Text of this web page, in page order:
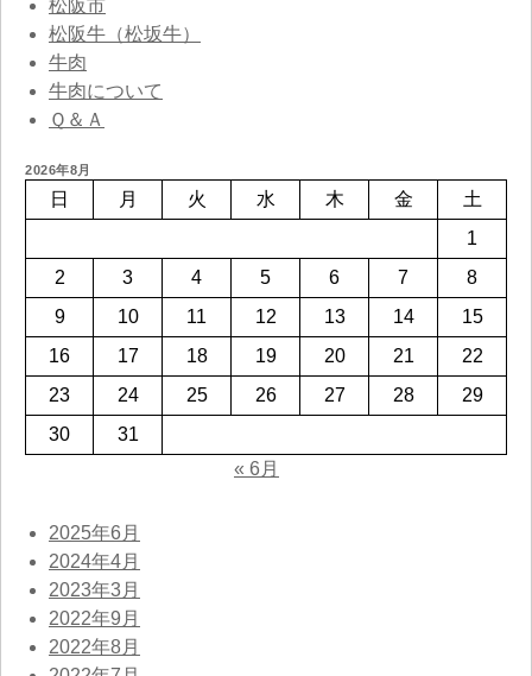
松阪市
松阪牛（松坂牛）
牛肉
牛肉について
Ｑ＆Ａ
2026年8月
日 月 火 水 木 金
土
1
2
3 4 5 6 7
8
9
10 11 12 13 14
15
16
17 18 19 20 21
22
23
24 25 26 27 28
29
30
31
« 6月
2025年6月
2024年4月
2023年3月
2022年9月
2022年8月